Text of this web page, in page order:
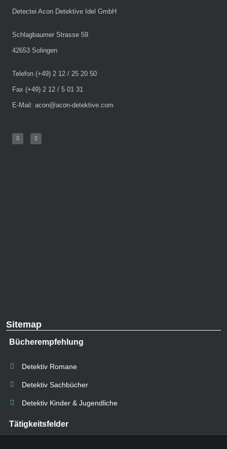
Detectei Acon Detektive Idel GmbH
Schlagbaumer Strasse 59
42653 Solingen
Telefon (+49) 2 12 / 25 20 50
Fax (+49) 2 12 / 5 01 31
E-Mail: acon@acon-detektive.com
Sitemap
Bücherempfehlung
Detektiv Romane
Detektiv Sachbücher
Detektiv Kinder & Jugendliche
Tätigkeitsfelder